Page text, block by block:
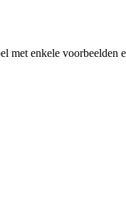
enkele voorbeelden